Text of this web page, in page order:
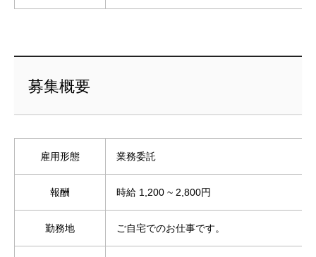
募集概要
雇用形態 業務委託
報酬 時給 1,200 ~ 2,800円
勤務地 ご自宅でのお仕事です。